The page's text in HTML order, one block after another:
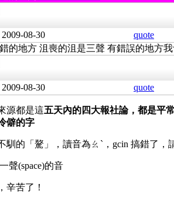
2009-08-30
quote
的地方 沮喪的沮是三聲 有錯誤的地方
2009-08-30 quote
源都是這五天內的四大報社論，都是平
僻的字
馴的「驁」，讀音為ㄠˋ，gcin 搞錯了，
聲(space)的音
辛苦了！